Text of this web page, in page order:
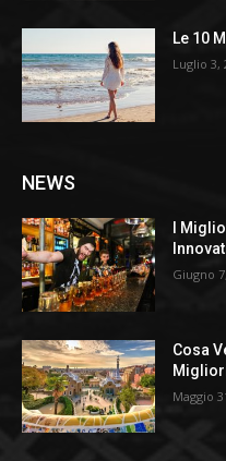
Le 10
Luglio 3,
NEWS
I
Giugno
Cosa
Maggio